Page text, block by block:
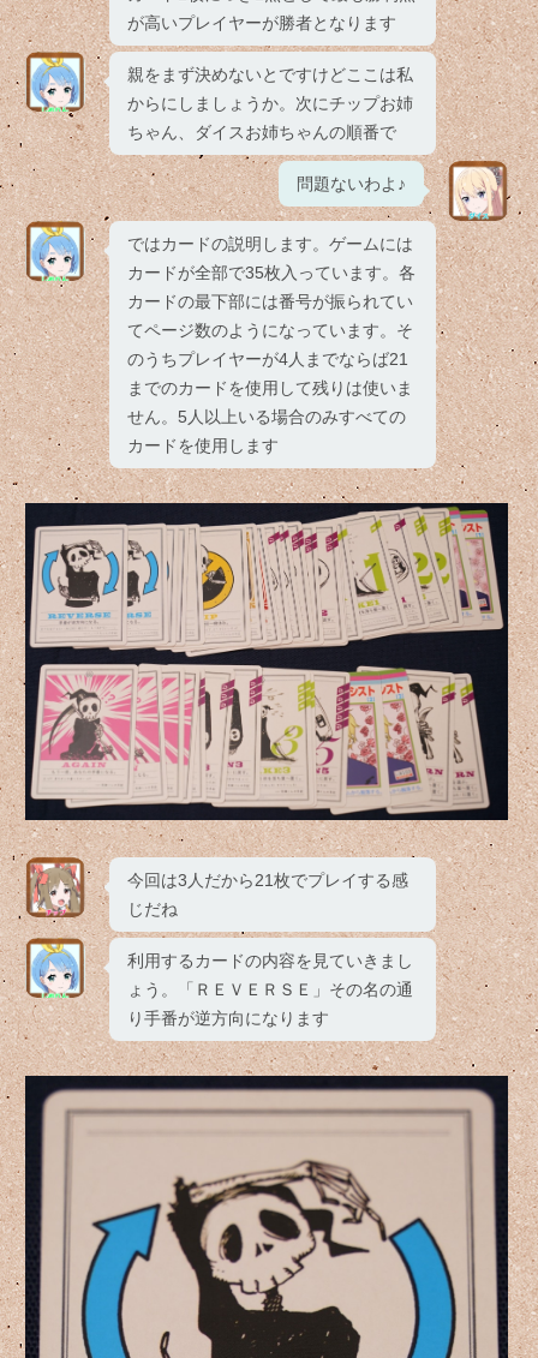
が高いプレイヤーが勝者となります
親をまず決めないとですけどここは私
からにしましょうか。次にチップお姉
ちゃん、ダイスお姉ちゃんの順番で
問題ないわよ♪
ではカードの説明します。ゲームには
カードが全部で35枚入っています。各
カードの最下部には番号が振られてい
てページ数のようになっています。そ
のうちプレイヤーが4人までならば21
までのカードを使用して残りは使いま
せん。5人以上いる場合のみすべての
カードを使用します
今回は3人だから21枚でプレイする感
じだね
利用するカードの内容を見ていきまし
ょう。「ＲＥＶＥＲＳＥ」その名の通
り手番が逆方向になります